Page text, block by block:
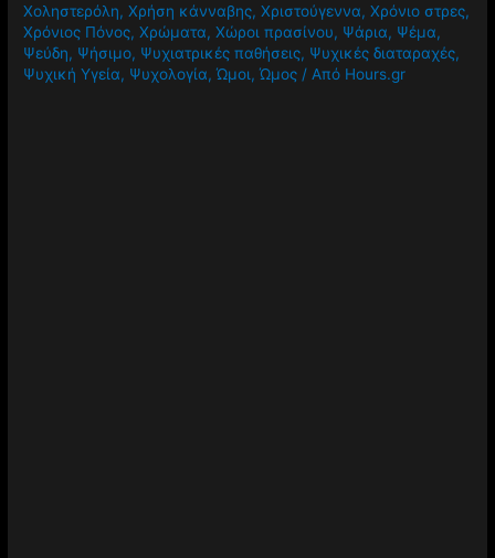
Χοληστερόλη,Χρήση κάνναβης,Χριστούγεννα,Χρόνιο στρες,
Χρόνιος Πόνος,Χρώματα,Χώροι πρασίνου, Ψάρια, Ψέμα,
Ψεύδη, Ψήσιμο, Ψυχιατρικές παθήσεις, Ψυχικές διαταραχές,
Ψυχική Υγεία, Ψυχολογία,Ώμοι,Ώμος / Από Hours.gr